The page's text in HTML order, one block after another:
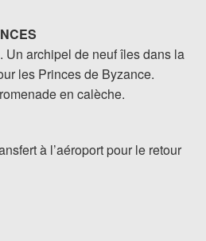
Un archipel de neuf îles dans la
les Princes de Byzance.
en calèche.
à l’aéroport pour le retour